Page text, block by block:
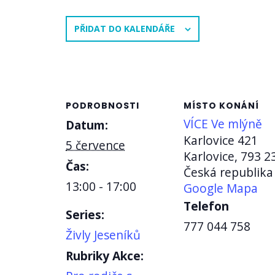
PŘIDAT DO KALENDÁŘE
PODROBNOSTI
Datum:
5 července
Čas:
13:00 - 17:00
Series:
Živly Jeseníků
Rubriky Akce:
MÍSTO KONÁNÍ
VÍCE Ve mlýně
Karlovice 421
Karlovice, 793
Česká republika
Google Mapa
Telefon
777 044 758